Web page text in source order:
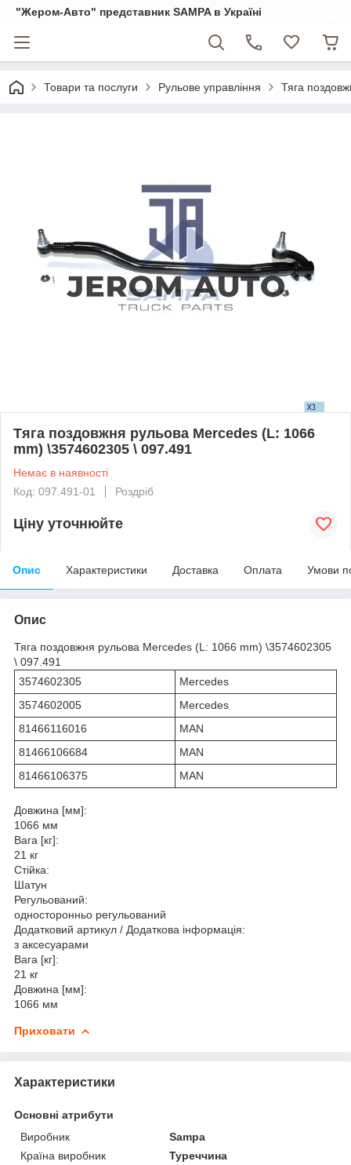
"Жером-Авто" представник SAMPA в Україні
Товари та послуги Рульове управління Тяга
Тяга поздовжня рульова Mercedes (L: 1066
mm) \3574602305 \ 097.491
Немає в наявності
Код: 097.491-01
Роздріб
Ціну уточнюйте
Опис Характеристики Доставка Оплата Умови
Опис
Тяга поздовжня рульова Mercedes (L: 1066 mm) \3574602305
\ 097.491
3574602305
Mercedes
3574602005
Mercedes
81466116016
MAN
81466106684
MAN
81466106375
MAN
Довжина [мм]:
1066 мм
Вага [кг]:
21 кг
Стійка:
Шатун
Регульований:
односторонньо регульований
Додатковий артикул / Додаткова інформація:
з аксесуарами
Вага [кг]:
21 кг
Довжина [мм]:
1066 мм
Приховати
Характеристики
Основні атрибути
Виробник
Sampa
Країна виробник
Туреччина